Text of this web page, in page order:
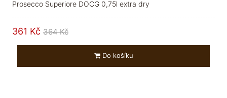
Prosecco Superiore DOCG 0,75l extra dry
361 Kč 364 Kč
Do košíku